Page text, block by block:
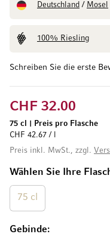
Schreiben Sie die erste
Deutschland / Mosel
100% Riesling
Wählen Sie Ihre
75 cl
Gebinde
CHF 32.00
75 cl
Preis pro Flasche
CHF 42.67 / l
Preis inkl. MwSt., zzgl.